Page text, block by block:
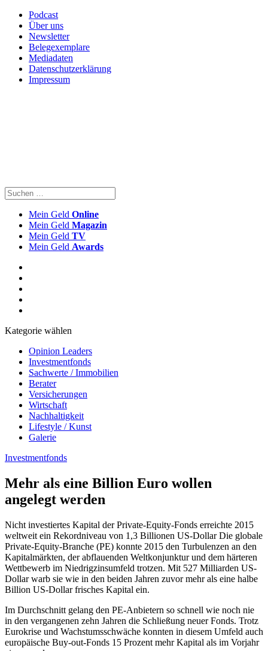
Podcast
Über uns
Newsletter
Belegexemplare
Mediadaten
Datenschutzerklärung
Impressum
Mein Geld Online
Mein Geld Magazin
Mein Geld TV
Mein Geld Awards
Kategorie wählen
Opinion Leaders
Investmentfonds
Sachwerte / Immobilien
Berater
Versicherungen
Wirtschaft
Nachhaltigkeit
Lifestyle / Kunst
Galerie
Investmentfonds
Mehr als eine Billion Euro wollen
angelegt werden
Nicht investiertes Kapital der Private-Equity-Fonds erreichte 2015
weltweit ein Rekordniveau von 1,3 Billionen US-Dollar Die globale
Private-Equity-Branche (PE) konnte 2015 den Turbulenzen an den
Kapitalmärkten, der abflauenden Weltkonjunktur und dem härteren
Wettbewerb im Niedrigzinsumfeld trotzen. Mit 527 Milliarden US-
Dollar warb sie wie in den beiden Jahren zuvor mehr als eine halbe
Billion US-Dollar frisches Kapital ein.
Im Durchschnitt gelang den PE-Anbietern so schnell wie noch nie
in den vergangenen zehn Jahren die Schließung neuer Fonds. Trotz
Eurokrise und Wachstumsschwäche konnten in diesem Umfeld auch
europäische Buy-out-Fonds 15 Prozent mehr Kapital als im Vorjahr